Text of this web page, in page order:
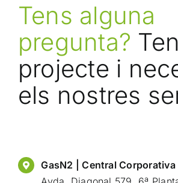
Tens alguna
pregunta?
projecte i
els nostres
GasN2 | Central Corporativa